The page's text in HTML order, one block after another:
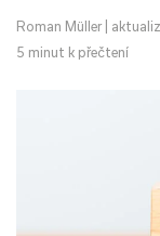
Roman Müller
5 minut k přečtení